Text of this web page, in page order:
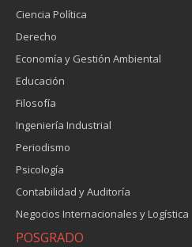
Ciencia Política
Derecho
Economía y Gestión Ambiental
Educación
Filosofía
Ingeniería Industrial
Periodismo
Psicología
Contabilidad y Auditoría
Negocios Internacionales y Logística
POSGRADO